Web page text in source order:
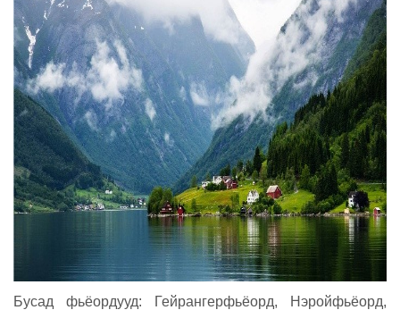
Бусад фьёордууд: Гейрангерфьёорд, Нэройфьёорд,